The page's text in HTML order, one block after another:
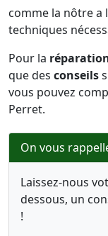
comme la nôtre a
techniques
Pour la
que des conseils
vous pouvez
Perret.
On vous
Laissez-nous
dessous, un
!